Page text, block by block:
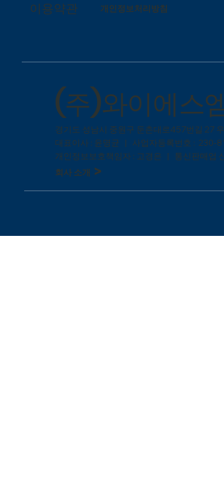
이용약관 개인정보처리방침
(주)와이에스
경기도 성남시 중원구 둔촌대로457번길 27
대표이사 : 윤명균 | 사업자등록번호 : 230-
개인정보보호책임자 : 고경은 | 통신판매업
회사 소개 >